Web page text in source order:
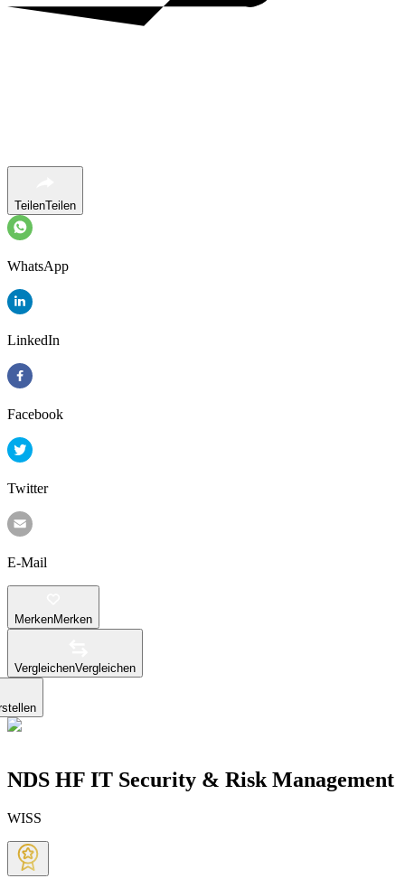
TeilenTeilen
WhatsApp
LinkedIn
Facebook
Twitter
E-Mail
MerkenMerken
VergleichenVergleichen
NDS HF IT Security & Risk Management
WISS